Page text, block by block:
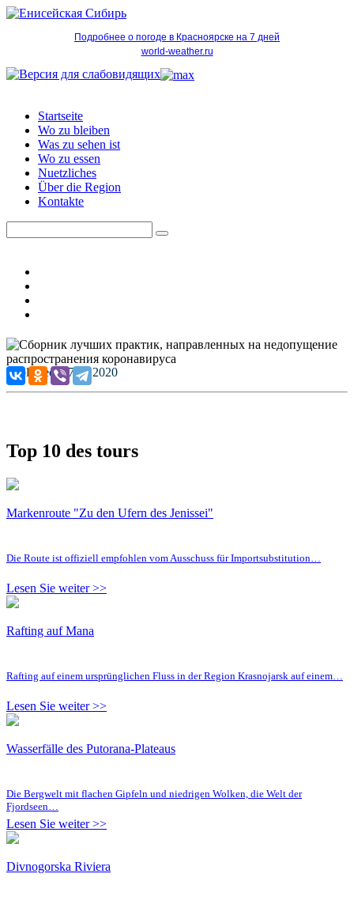
Подробнее о погоде в Красноярске на 7 дней
world-weather.ru
Startseite
Wo zu bleiben
Was zu sehen ist
Wo zu essen
Nuetzliches
Über die Region
Kontakte
Published: 17.11.2020
Top 10 des tours
Markenroute "Zu den Ufern des Jenissei"
Die Route ist offiziell empfohlen vom Ausschuss für Importsubstitution…
Lesen Sie weiter >>
Rafting auf Mana
Rafting auf einem ursprünglichen Fluss in der Region Krasnojarsk auf einem…
Lesen Sie weiter >>
Wasserfälle des Putorana-Plateaus
Die Bergwelt mit flachen Gipfeln und niedrigen Wolken, die Welt der
Fjordseen…
Lesen Sie weiter >>
Divnogorska Riviera